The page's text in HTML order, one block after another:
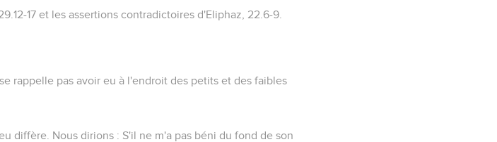
17 et les assertions contradictoires d'Eliphaz, 22.6-9
rappelle pas avoir eu à l'endroit des petits et des faibles
diffère. Nous dirions : S'il ne m'a pas béni du fond de son